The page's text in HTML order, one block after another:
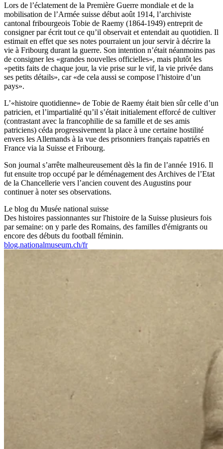
Lors de l’éclatement de la Première Guerre mondiale et de la
mobilisation de l’Armée suisse début août 1914, l’archiviste
cantonal fribourgeois Tobie de Raemy (1864-1949) entreprit de
consigner par écrit tout ce qu’il observait et entendait au quotidien. Il
estimait en effet que ses notes pourraient un jour servir à décrire la
vie à Fribourg durant la guerre. Son intention n’était néanmoins pas
de consigner les «grandes nouvelles officielles», mais plutôt les
«petits faits de chaque jour, la vie prise sur le vif, la vie privée dans
ses petits détails», car «de cela aussi se compose l’histoire d’un
pays».
L’«histoire quotidienne» de Tobie de Raemy était bien sûr celle d’un
patricien, et l’impartialité qu’il s’était initialement efforcé de cultiver
(contrastant avec la francophilie de sa famille et de ses amis
patriciens) céda progressivement la place à une certaine hostilité
envers les Allemands à la vue des prisonniers français rapatriés en
France via la Suisse et Fribourg.
Son journal s’arrête malheureusement dès la fin de l’année 1916. Il
fut ensuite trop occupé par le déménagement des Archives de l’Etat
de la Chancellerie vers l’ancien couvent des Augustins pour
continuer à noter ses observations.
Le blog du Musée national suisse
Des histoires passionnantes sur l'histoire de la Suisse plusieurs fois
par semaine: on y parle des Romains, des familles d'émigrants ou
encore des débuts du football féminin.
blog.nationalmuseum.ch/fr